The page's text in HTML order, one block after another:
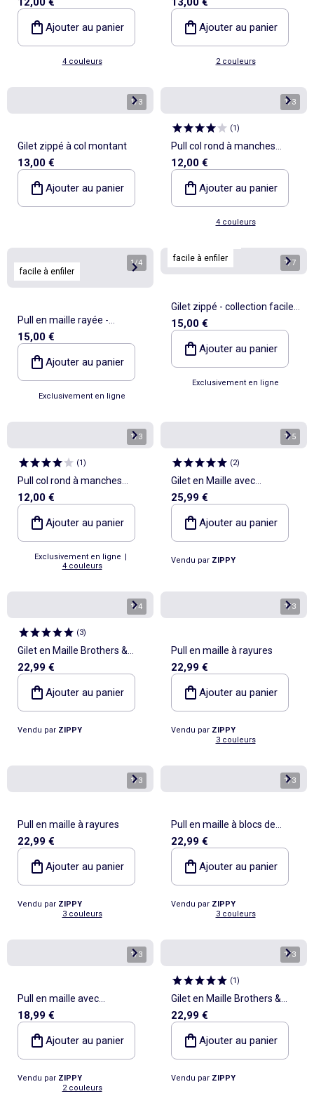
longues uni
Ajouter au panier
4 couleurs
longues
Ajouter au panier
2 couleurs
1/3
Gilet zippé à col montant
13,00 €
Ajouter au panier
1/3
(1)
Pull col rond à manches
longues uni
12,00 €
Ajouter au panier
4 couleurs
facile à enfiler
1/4
Pull en maille rayée -
collection facile à enfiler
15,00 €
Ajouter au panier
Exclusivement en ligne
facile à enfiler
1/7
Gilet zippé - collection facile
à enfiler
15,00 €
Ajouter au panier
Exclusivement en ligne
1/3
(1)
Pull col rond à manches
longues uni
12,00 €
Ajouter au panier
Exclusivement en ligne |
4 couleurs
1/5
(2)
Gilet en Maille avec
Fermeture Éclair
25,99 €
Ajouter au panier
Vendu par ZIPPY
1/4
(3)
Gilet en Maille Brothers &
Sisters
22,99 €
Ajouter au panier
Vendu par ZIPPY
1/3
Pull en maille à rayures
22,99 €
Ajouter au panier
Vendu par ZIPPY
3 couleurs
1/3
Pull en maille à rayures
22,99 €
Ajouter au panier
Vendu par ZIPPY
3 couleurs
1/3
Pull en maille à blocs de
couleur
22,99 €
Ajouter au panier
Vendu par ZIPPY
3 couleurs
1/3
Pull en maille avec
extrémités côtelées
18,99 €
Ajouter au panier
Vendu par ZIPPY
2 couleurs
1/3
(1)
Gilet en Maille Brothers &
Sisters
22,99 €
Ajouter au panier
Vendu par ZIPPY